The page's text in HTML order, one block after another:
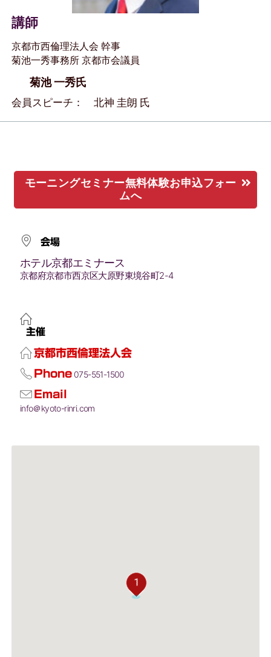
講師
京都市西倫理法人会 幹事
菊池一秀事務所 京都市会議員
菊池 一秀氏
会員スピーチ： 北神 圭朗 氏
モーニングセミナー無料体験お申込フォー
ムへ
会場
ホテル京都エミナース
京都府京都市西京区大原野東境谷町2-4
主催
京都市西倫理法人会
Phone 075-551-1500
Email
info＠kyoto-rinri.com
1